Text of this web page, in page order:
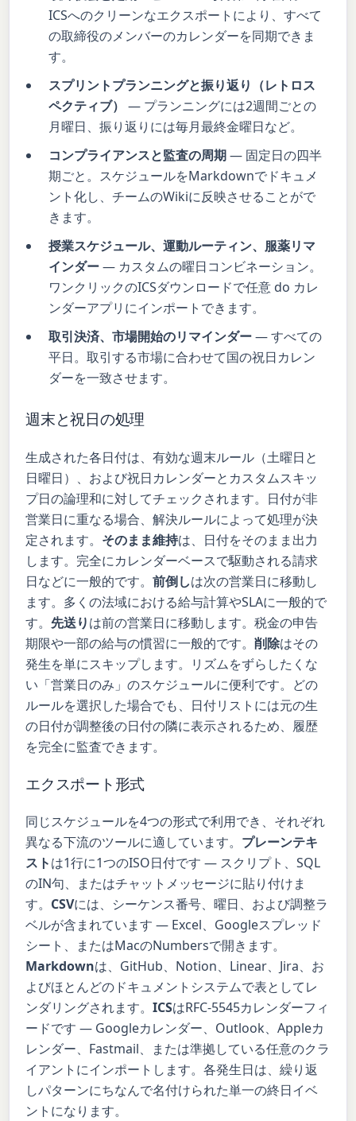
ICSへのクリーンなエクスポートにより、すべて
の取締役のメンバーのカレンダーを同期できま
す。
スプリントプランニングと振り返り（レトロス
ペクティブ） — プランニングには2週間ごとの
月曜日、振り返りには毎月最終金曜日など。
コンプライアンスと監査の周期— 固定日の四半
期ごと。スケジュールをMarkdownでドキュメ
ント化し、チームのWikiに反映させることがで
きます。
授業スケジュール、運動ルーティン、服薬リマ
インダー— カスタムの曜日コンビネーション。
ワンクリックのICSダウンロードで任意 do カレ
ンダーアプリにインポートできます。
取引決済、市場開始のリマインダー— すべての
平日。取引する市場に合わせて国の祝日カレン
ダーを一致させます。
週末と祝日の処理
生成された各日付は、有効な週末ルール（土曜日と
日曜日）、および祝日カレンダーとカスタムスキッ
プ日の論理和に対してチェックされます。日付が非
営業日に重なる場合、解決ルールによって処理が決
定されます。 そのまま維持は、日付をそのまま出力
します。完全にカレンダーベースで駆動される請求
日などに一般的です。前倒しは次の営業日に移動し
ます。多くの法域における給与計算やSLAに一般的で
す。 先送りは前の営業日に移動します。税金の申告
期限や一部の給与の慣習に一般的です。削除はその
発生を単にスキップします。リズムをずらしたくな
い「営業日のみ」のスケジュールに便利です。どの
ルールを選択した場合でも、日付リストには元の生
の日付が調整後の日付の隣に表示されるため、履歴
を完全に監査できます。
エクスポート形式
同じスケジュールを4つの形式で利用でき、それぞれ
異なる下流のツールに適しています。 プレーンテキ
ストは1行に1つのISO日付です — スクリプト、SQL
のIN句、またはチャットメッセージに貼り付けま
す。 CSVには、シーケンス番号、曜日、および調整ラ
ベルが含まれています — Excel、Googleスプレッド
シート、またはMacのNumbersで開きます。
Markdownは、GitHub、Notion、Linear、Jira、お
よびほとんどのドキュメントシステムで表としてレ
ンダリングされます。ICSはRFC-5545カレンダーフィ
ードです — Googleカレンダー、Outlook、Appleカ
レンダー、Fastmail、または準拠している任意のクラ
イアントにインポートします。各発生日は、繰り返
しパターンにちなんで名付けられた単一の終日イベ
ントになります。